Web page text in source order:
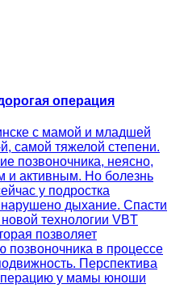
операция
с мамой и младшей
самой тяжелой степени.
позвоночника, неясно,
и активным. Но болезнь
у подростка
дыхание. Спасти
технологии VBT
позволяет
позвоночника в процессе
Перспектива
у мамы юноши